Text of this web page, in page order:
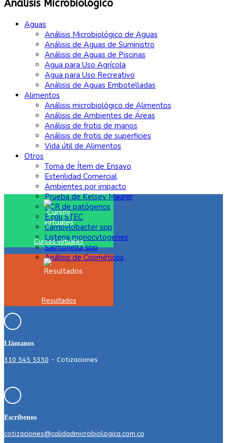
Análisis Microbiológico
Aguas
Análisis Microbiológico de Aguas
Análisis de Aguas de Suministro
Análisis de Aguas de Piscinas
Agua para Uso Agrícola
Agua para Uso Recreativo
Análisis de Aguas Embotelladas
Alimentos
Análisis microbiológico de Alimentos
Análisis de Ambientes de Áreas
Análisis de frotis de manos
Análisis de frotis de superficies
Vida útil de Alimentos
Otros
Toma de Ítem de Ensayo
Esterilidad Comercial
Ambientes por impacto
Prueba de Kelsey Maurer
PCR de patógenos
E.coli STEC
Campylobacter spp
Listeria monocytogenes
Salmonella spp
Análisis de Cosméticos
Cursos virtuales
Resultados
Llámanos
310 545 5350 - Cotizaciones
Escríbenos
cotizaciones@calidadmicrobiologica.com.co